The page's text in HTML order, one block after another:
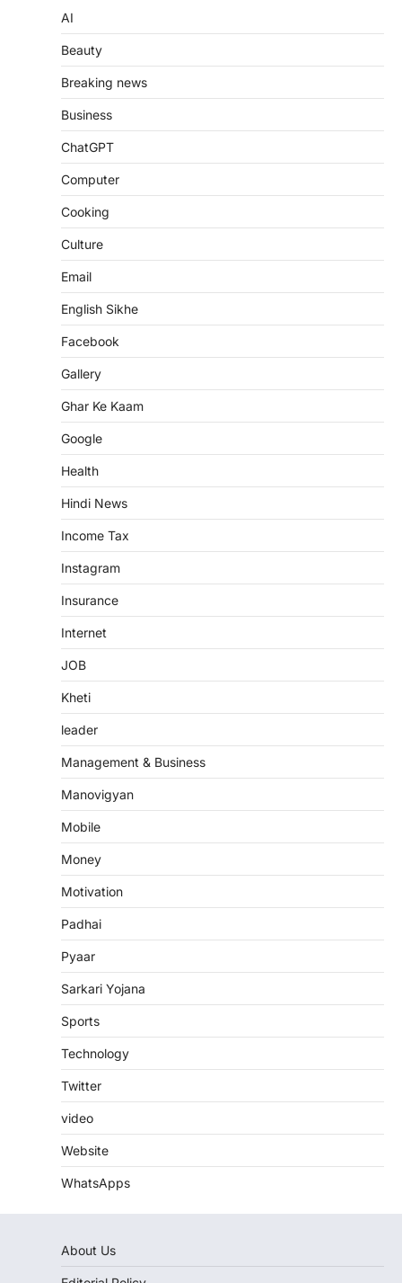
AI
Beauty
Breaking news
Business
ChatGPT
Computer
Cooking
Culture
Email
English Sikhe
Facebook
Gallery
Ghar Ke Kaam
Google
Health
Hindi News
Income Tax
Instagram
Insurance
Internet
JOB
Kheti
leader
Management & Business
Manovigyan
Mobile
Money
Motivation
Padhai
Pyaar
Sarkari Yojana
Sports
Technology
Twitter
video
Website
WhatsApps
About Us